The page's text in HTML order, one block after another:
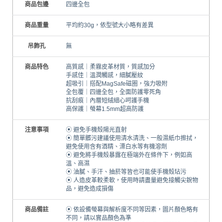
商品包邊 四邊全包
商品重量 平均約30g，依型號大小略有差異
吊飾孔 無
商品特色
高質感｜柔霧皮革材質，質感加分
手感佳｜溫潤觸感，細膩壓紋
超吸引｜搭配MagSafe磁圈，強力吸附
全包覆｜四邊全包，全面防護零死角
抗刮痕｜內層短絨細心呵護手機
高保護｜螢幕1.5mm超高防護
注意事項
⦿ 避免手機殼陽光直射
⦿ 簡單髒污建議使用清水清洗、一般濕紙巾擦拭，
避免使用含有酒精、漂白水等有機溶劑
⦿ 避免將手機殼暴露在極端外在條件下，例如高
溫、高濕
⦿ 油膩、手汗、抽菸等皆也可能使手機殼玷污
⦿ 人造皮革較柔軟，使用時請盡量避免接觸尖銳物
品，避免造成損傷
商品備註
⦿ 依設備螢幕與解析度不同等因素，圖片顏色略有
不同，請以實品顏色為準